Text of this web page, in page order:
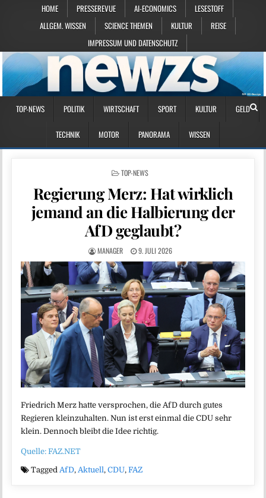
HOME PRESSEREVUE AI-ECONOMICS
LESESTOFF
ALLGEM. WISSEN
SCIENCE THEMEN KULTUR
REISE
IMPRESSUM UND DATENSCHUTZ
TOP-NEWS POLITIK WIRTSCHAFT SPORT KULTUR GELD
TECHNIK MOTOR PANORAMA WISSEN
POSTED IN
TOP-NEWS
Regierung Merz: Hat wirklich
jemand an die Halbierung der
AfD geglaubt?
MANAGER 9. JULI 2026
Friedrich Merz hatte versprochen, die AfD durch gutes
Regieren kleinzuhalten. Nun ist erst einmal die CDU sehr
klein. Dennoch bleibt die Idee richtig.
Quelle: FAZ.NET
Tagged AfD, Aktuell ,CDU,FAZ